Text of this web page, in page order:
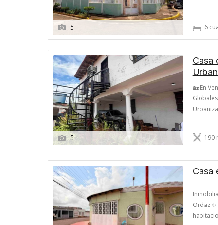
5
6
5
Casa
🏡 En
190
Casa
Ordaz